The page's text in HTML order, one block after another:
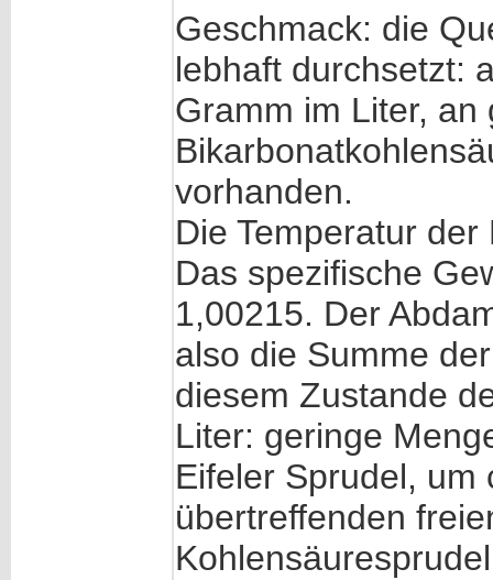
Geschmack: die
lebhaft durchsetzt:
Gramm im Liter,
vorhanden.
Die Temperatur
Das spezifische
1,00215. Der
also die Summe
diesem Zustande
Liter: geringe
Eifeler Sprudel, um
übertreffenden